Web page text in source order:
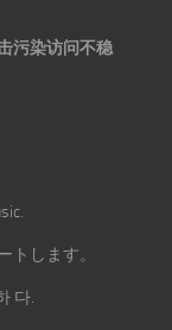
污染访问不稳
トします。
다.